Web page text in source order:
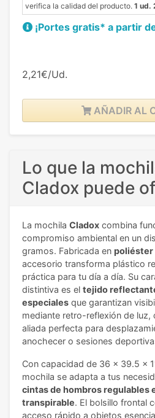
verifica la calidad del producto. 1 ud.
¡Portes gratis* a partir
2,21€/Ud.
AÑADIR AL
Lo que la
Cladox puede
La mochila Cladox combina
compromiso ambiental en un
gramos. Fabricada en poliéster
accesorio transforma plástico
práctica para tu día a día. Su
distintiva es el tejido
especiales que garantizan
mediante retro-reflexión de luz,
aliada perfecta para
anochecer o sesiones
Con capacidad de 36 x 39.5 x
mochila se adapta a tus
cintas de hombros regulables
transpirable. El bolsillo frontal
acceso rápido a objetos